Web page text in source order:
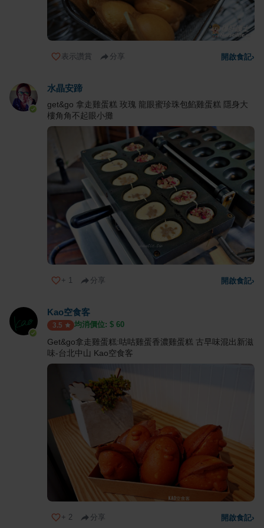
表示讚賞 分享 開啟食記›
水晶安蹄
get&go 拿走雞蛋糕 玫瑰 龍眼蜜珍珠包餡雞蛋糕 隱身大
樓角角不起眼小攤
+ 1 分享 開啟食記›
Kao空食客
3.5 均消價位: $ 60
Get&go拿走雞蛋糕:咕咕雞蛋香濃雞蛋糕 古早味混出新滋
味-台北中山 Kao空食客
+ 2 分享 開啟食記›